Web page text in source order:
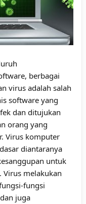
berbagai
virus adalah salah
software yang
dan ditujukan
orang yang
Virus komputer
diantaranya
untuk
Virus melakukan
fungsi
juga